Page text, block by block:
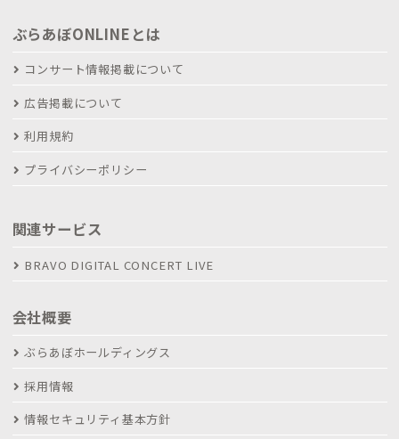
ぶらあぼONLINEとは
コンサート情報掲載について
広告掲載について
利用規約
プライバシーポリシー
関連サービス
BRAVO DIGITAL CONCERT LIVE
会社概要
ぶらあぼホールディングス
採用情報
情報セキュリティ基本方針